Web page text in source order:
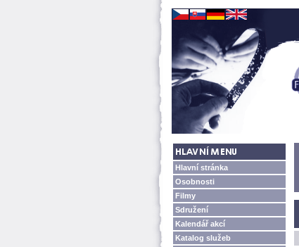
Hlavní stránka
Osobnosti
Filmy
Sdružení
Kalendář akcí
Katalog služeb